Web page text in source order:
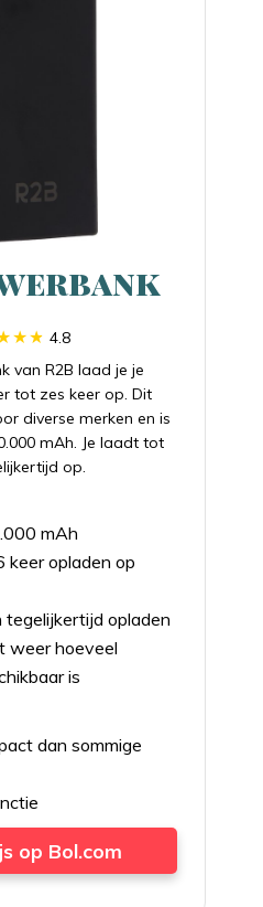
4.8
van R2B laad je je
tot zes keer op. Dit
diverse merken en is
mAh. Je laadt tot
op.
mAh
opladen op
opladen
weer hoeveel
is
dan sommige
op Bol.com